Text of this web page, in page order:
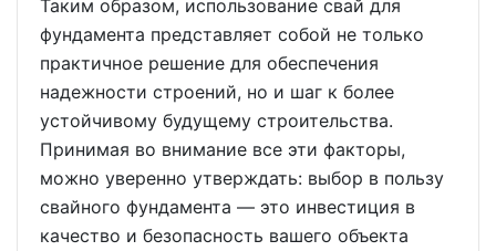
Таким образом, использование свай для
фундамента представляет собой не только
практичное решение для обеспечения
надежности строений, но и шаг к более
устойчивому будущему строительства.
Принимая во внимание все эти факторы,
можно уверенно утверждать: выбор в пользу
свайного фундамента — это инвестиция в
качество и безопасность вашего объекта